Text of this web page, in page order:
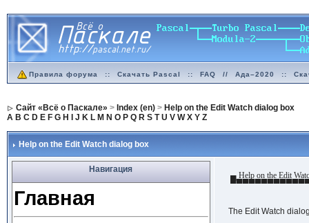
Правила форума :: Скачать Pascal :: FAQ // Ада–2020 ::
Сайт «Всё о Паскале» > Index (en)> Help on the Edit Watch dialog box
A B C D E F G H J K L M N O P Q R S T U V W X Y Z
Help on the Edit Watch dialog box
Навигация
Главная
▄ Help on the Edit
The Edit Watch